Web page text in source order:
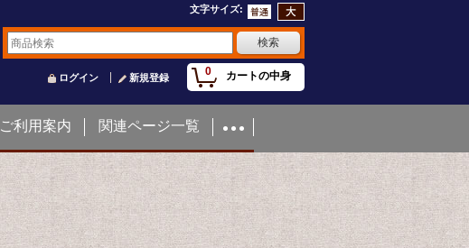
文字サイズ:
0 カートの中身
ログイン 新規登録
ご利用案内 関連ページ一覧